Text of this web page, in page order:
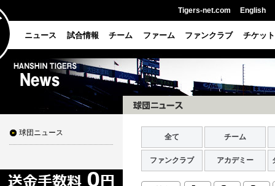
Tigers-net.com English
ニュース 試合情報 チーム ファーム ファンクラブ チケット
球団ニュース 全て チーム
ファンクラブ アカデミー